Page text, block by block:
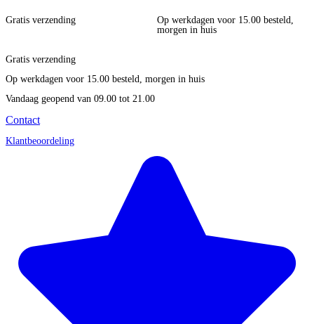
Gratis verzending
Op werkdagen voor 15.00 besteld,
morgen in huis
Gratis verzending
Op werkdagen voor 15.00 besteld, morgen in huis
Vandaag geopend van 09.00 tot 21.00
Contact
Klantbeoordeling